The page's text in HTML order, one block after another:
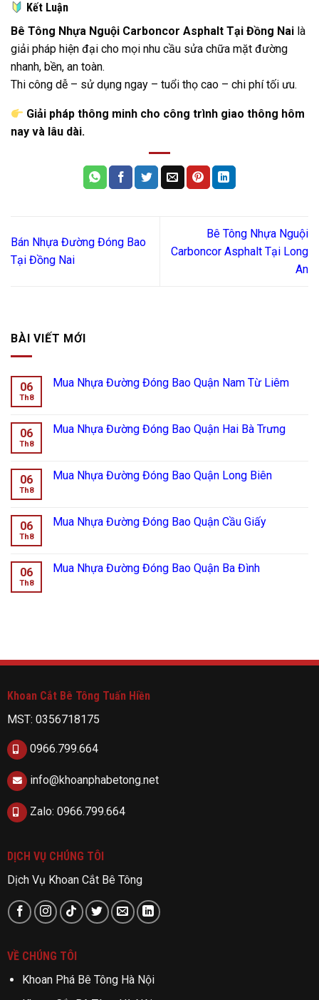
Kết Luận
Bê Tông Nhựa Nguội Carboncor Asphalt Tại Đồng Nai là
giải pháp hiện đại cho mọi nhu cầu sửa chữa mặt đường
nhanh, bền, an toàn.
Thi công dễ – sử dụng ngay – tuổi thọ cao – chi phí tối ưu.
Giải pháp thông minh cho công trình giao thông hôm
nay và lâu dài.
Bán Nhựa Đường Đóng Bao
Tại Đồng Nai
Bê Tông Nhựa Nguội
Carboncor Asphalt Tại Long
An
BÀI VIẾT MỚI
06
Th8
Mua Nhựa Đường Đóng Bao Quận Nam Từ Liêm
06
Th8
Mua Nhựa Đường Đóng Bao Quận Hai Bà Trưng
06
Th8
Mua Nhựa Đường Đóng Bao Quận Long Biên
06
Th8
Mua Nhựa Đường Đóng Bao Quận Cầu Giấy
06
Th8
Mua Nhựa Đường Đóng Bao Quận Ba Đình
Khoan Cắt Bê Tông Tuấn Hiền
MST: 0356718175
0966.799.664
info@khoanphabetong.net
Zalo: 0966.799.664
DỊCH VỤ CHÚNG TÔI
Dịch Vụ Khoan Cắt Bê Tông
VỀ CHÚNG TÔI
Khoan Phá Bê Tông Hà Nội